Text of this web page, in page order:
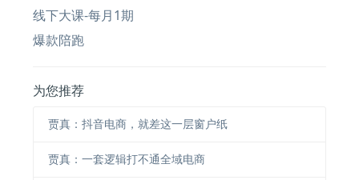
线下大课-每月1期
爆款陪跑
为您推荐
贾真：抖音电商，就差这一层窗户纸
贾真：一套逻辑打不通全域电商